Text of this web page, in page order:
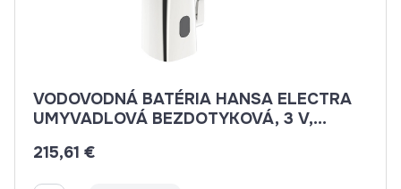
VODOVODNÁ BATÉRIA HANSA ELECTRA
UMYVADLOVÁ BEZDOTYKOVÁ, 3 V,
215,61 €